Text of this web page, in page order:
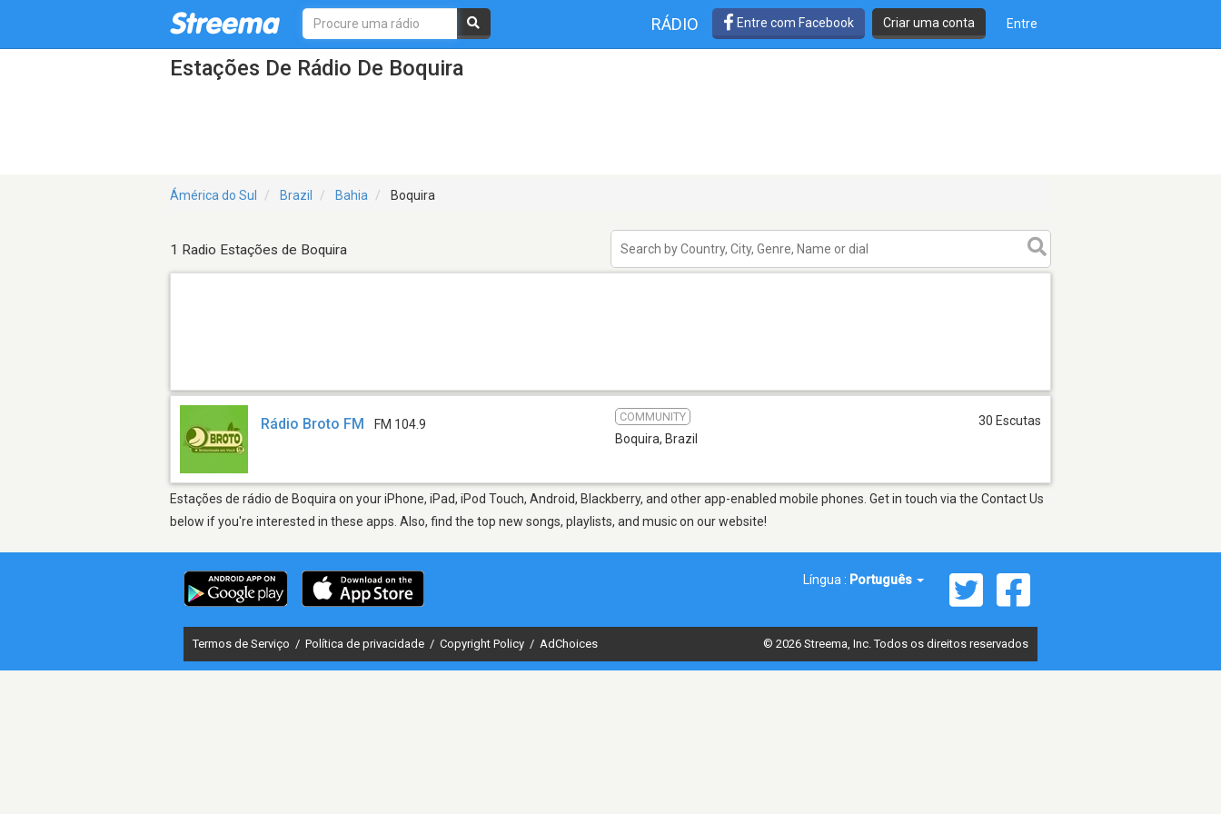
RÁDIO Entre com Facebook Criar uma conta Entre
Estações De Rádio De Boquira
Ámérica do Sul Brazil Bahia Boquira
1 Radio Estações de Boquira
Rádio Broto FM FM 104.9
COMMUNITY
Boquira, Brazil
30 Escutas
Estações de rádio de Boquira on your iPhone, iPad, iPod Touch, Android, Blackberry, and other app-enabled mobile phones. Get in touch via the Contact Us
below if you're interested in these apps. Also, find the top new songs, playlists, and music on our website!
Língua : Português
Termos de Serviço / Política de privacidade / Copyright Policy / AdChoices © 2026 Streema, Inc. Todos os direitos reservados